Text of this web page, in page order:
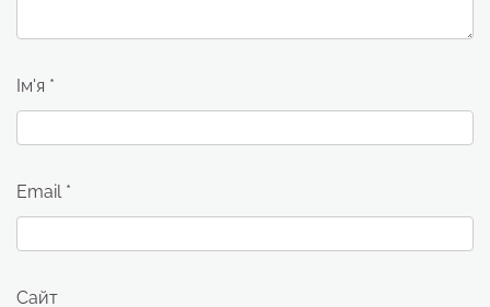
Ім'я *
Email *
Сайт